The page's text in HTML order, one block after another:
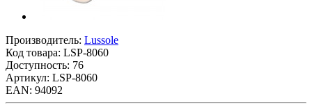
Производитель: Lussole
Код товара: LSP-8060
Доступность: 76
Артикул: LSP-8060
EAN: 94092